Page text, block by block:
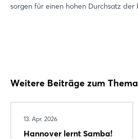
sorgen für einen hohen Durchsatz der
Weitere Beiträge zum Thema
13. Apr. 2026
Hannover lernt Samba!
Jetzt